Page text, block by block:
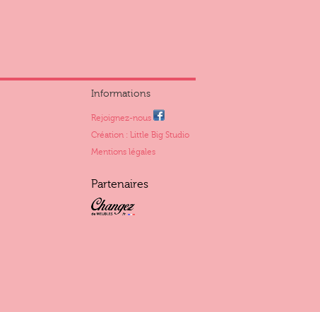
Informations
Rejoignez-nous
Création : Little Big Studio
Mentions légales
Partenaires